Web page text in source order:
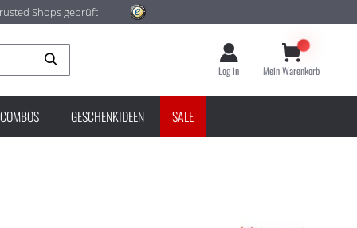
Shops geprüft
Log in Mein Warenkorb
COMBOS GESCHENKIDEEN SALE